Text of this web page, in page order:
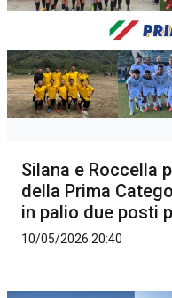
Silana e Roccella
della Prima
in palio due posti
10/05/2026 20:40